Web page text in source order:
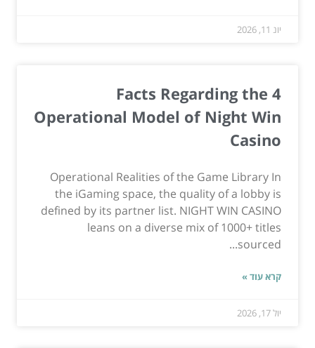
יונ 11, 2026
4 Facts Regarding the
Operational Model of Night Win
Casino
Operational Realities of the Game Library In
the iGaming space, the quality of a lobby is
defined by its partner list. NIGHT WIN CASINO
leans on a diverse mix of 1000+ titles
sourced...
קרא עוד »
יול 17, 2026